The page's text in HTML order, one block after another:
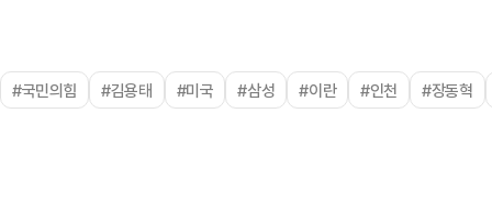
#국민의힘 #김용태 #미국 #삼성 #이란 #인천 #장동혁